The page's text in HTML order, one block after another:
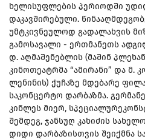
ხელისუფლების პერიოდში
დაკავშირებული.
უმტკივნეულოდ გადალახვის
გამოსავალი - ერთმანეთს
დ. აღმაშენებლის (მაშინ
კინოთეატრმა “ამირანი” და მ.
ლენინის) ქუჩაზე მდებარე
საკონცერტო დარბაზმა.
კინლეს მიერ,
შემდეგ, ჯანსუღ კახიძის
დიდი დარბაზისთვის შეიქმნა